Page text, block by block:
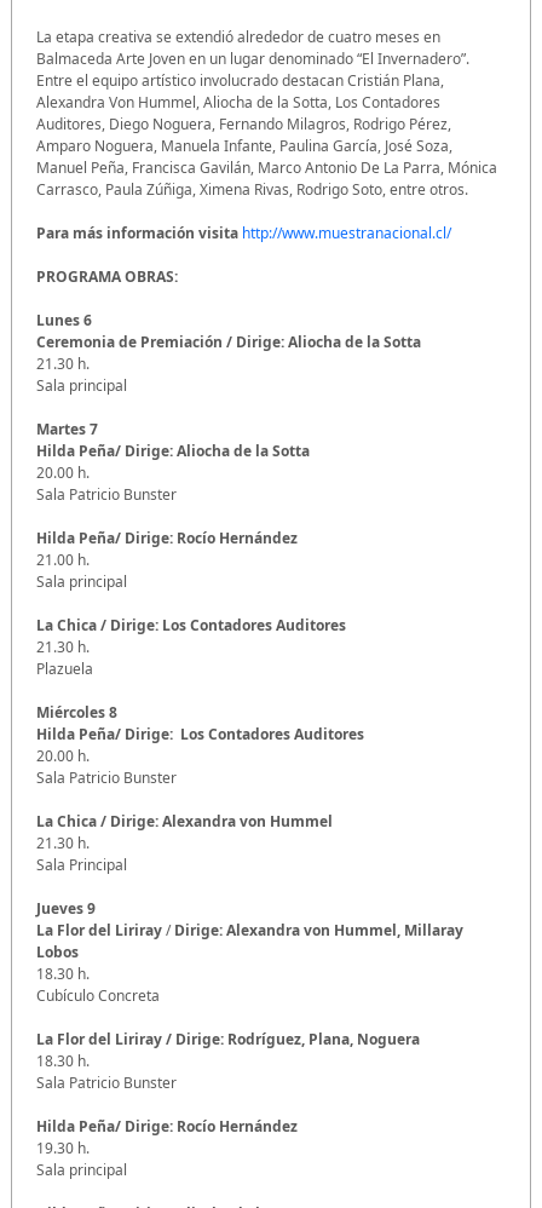
La etapa creativa se extendió alrededor de cuatro meses en
Balmaceda Arte Joven en un lugar denominado “El Invernadero”.
Entre el equipo artístico involucrado destacan Cristián Plana,
Alexandra Von Hummel, Aliocha de la Sotta, Los Contadores
Auditores, Diego Noguera, Fernando Milagros, Rodrigo Pérez,
Amparo Noguera, Manuela Infante, Paulina García, José Soza,
Manuel Peña, Francisca Gavilán, Marco Antonio De La Parra, Mónica
Carrasco, Paula Zúñiga, Ximena Rivas, Rodrigo Soto, entre otros.
Para más información visita http://www.muestranacional.cl/
PROGRAMA OBRAS:
Lunes 6
Ceremonia de Premiación / Dirige: Aliocha de la Sotta
21.30 h.
Sala principal
Martes 7
Hilda Peña/ Dirige: Aliocha de la Sotta
20.00 h.
Sala Patricio Bunster
Hilda Peña/ Dirige: Rocío Hernández
21.00 h.
Sala principal
La Chica / Dirige: Los Contadores Auditores
21.30 h.
Plazuela
Miércoles 8
Hilda Peña/ Dirige: Los Contadores Auditores
20.00 h.
Sala Patricio Bunster
La Chica / Dirige: Alexandra von Hummel
21.30 h.
Sala Principal
Jueves 9
La Flor del Liriray/Dirige: Alexandra von Hummel, Millaray
Lobos
18.30 h.
Cubículo Concreta
La Flor del Liriray/ Dirige: Rodríguez, Plana, Noguera
18.30 h.
Sala Patricio Bunster
Hilda Peña/ Dirige: Rocío Hernández
19.30 h.
Sala principal